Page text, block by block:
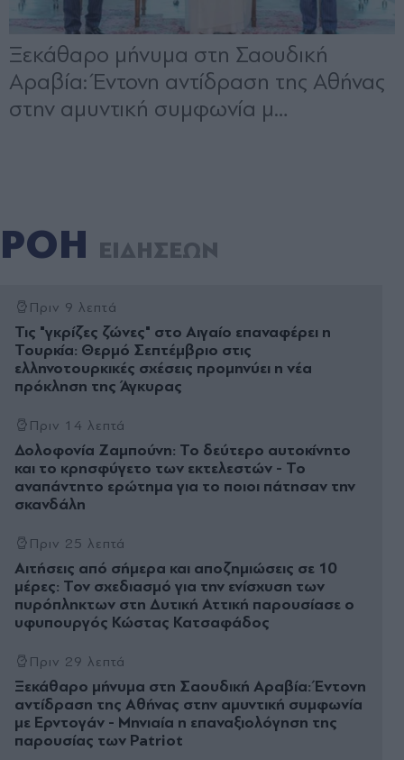
ΡΟΗ ΕΙΔΗΣΕΩΝ
Πριν 9 λεπτά
Τις "γκρίζες ζώνες" στο Αιγαίο επαναφέρει η
Τουρκία: Θερµό Σεπτέµβριο στις
ελληνοτουρκικές σχέσεις προµηνύει η νέα
πρόκληση της Άγκυρας
Πριν 14 λεπτά
Δολοφονία Ζαμπούνη: Το δεύτερο αυτοκίνητο
και το κρησφύγετο των εκτελεστών - Το
αναπάντητο ερώτημα για το ποιοι πάτησαν την
σκανδάλη
Πριν 25 λεπτά
Αιτήσεις από σήμερα και αποζημιώσεις σε 10
μέρες: Τον σχεδιασμό για την ενίσχυση των
πυρόπληκτων στη Δυτική Αττική παρουσίασε ο
υφυπουργός Κώστας Κατσαφάδος
Πριν 29 λεπτά
Ξεκάθαρο µήνυµα στη Σαουδική Αραβία: Έντονη
αντίδραση της Αθήνας στην αµυντική συµφωνία
µε Ερντογάν - Μηνιαία η επαναξιολόγηση της
παρουσίας των Patriot